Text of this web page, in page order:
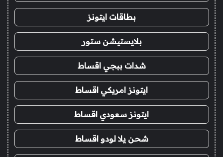
بطاقات ايتونز
بلايستيشن ستور
شدات ببجي اقساط
ايتونز امريكي اقساط
ايتونز سعودي اقساط
شحن يلا لودو اقساط